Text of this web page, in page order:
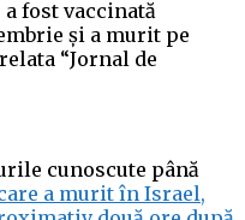
a fost vaccinată
și a murit pe
“Jornal de
cunoscute până
a murit în Israel,